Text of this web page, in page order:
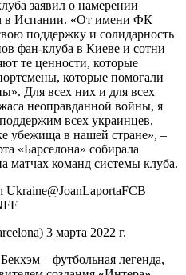
заявил о намерении
в Испании. «От имени ФК
поддержку и солидарность
фан-клуба в Киеве и сотни
те ценности, которые
которые помогали
Для всех них и для всех
неоправданной войны, я
всех украинцев,
убежища в нашей стране», –
«Барселона» собирала
матчах команд системы клуба.
Ukraine@JoanLaportaFCB
3 марта 2022 г.
– футбольная легенда,